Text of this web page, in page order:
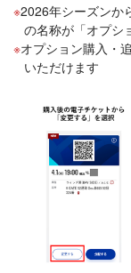
2026年シーズンか
の名称が「オプシ
オプション購入・
いただけます